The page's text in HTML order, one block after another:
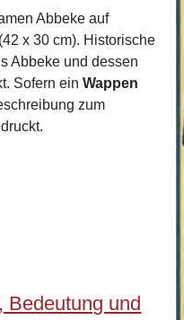
Abbeke auf
x 30 cm). Historische
Abbeke und dessen
Sofern einWappen
zum
Bedeutung und